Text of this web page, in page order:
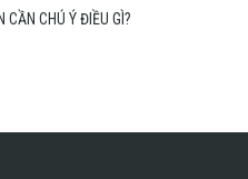
CẦN CHÚ Ý ĐIỀU GÌ?